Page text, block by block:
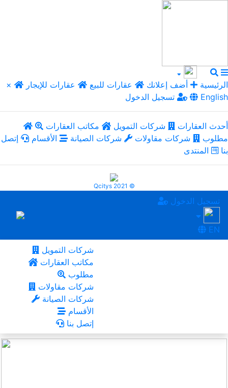
× الرئيسية أضف إعلانك عقارات للبيع
عقارات للإيجار
تسجيل الدخول
English
أحدث العقارات شركات التمويل
مكاتب العقارات
مطلوب
شركات مقاولات شركات الصيانة الأقسام
إتصل
بنا
المنتدى
Qcitys 2021 ©
تسجيل الدخول
EN
شركات التمويل
مكاتب العقارات
مطلوب
شركات مقاولات
شركات الصيانة
الأقسام
إتصل بنا